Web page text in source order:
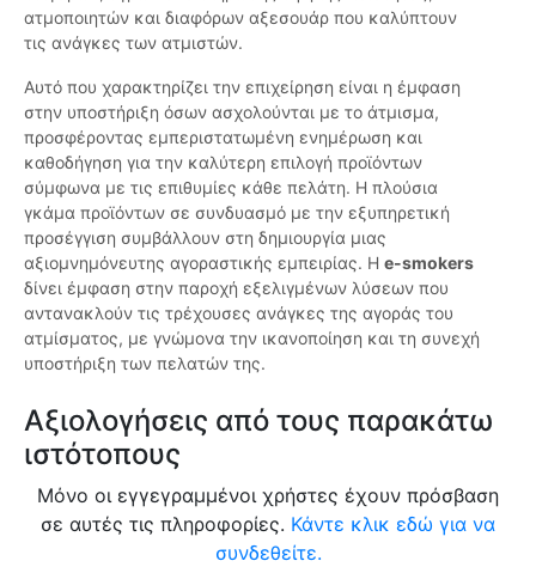
ατμοποιητών και διαφόρων αξεσουάρ που καλύπτουν
τις ανάγκες των ατμιστών.
Αυτό που χαρακτηρίζει την επιχείρηση είναι η έμφαση
στην υποστήριξη όσων ασχολούνται με το άτμισμα,
προσφέροντας εμπεριστατωμένη ενημέρωση και
καθοδήγηση για την καλύτερη επιλογή προϊόντων
σύμφωνα με τις επιθυμίες κάθε πελάτη. Η πλούσια
γκάμα προϊόντων σε συνδυασμό με την εξυπηρετική
προσέγγιση συμβάλλουν στη δημιουργία μιας
αξιομνημόνευτης αγοραστικής εμπειρίας. Η e-smokers
δίνει έμφαση στην παροχή εξελιγμένων λύσεων που
αντανακλούν τις τρέχουσες ανάγκες της αγοράς του
ατμίσματος, με γνώμονα την ικανοποίηση και τη συνεχή
υποστήριξη των πελατών της.
Αξιολογήσεις από τους παρακάτω
ιστότοπους
Μόνο οι εγγεγραμμένοι χρήστες έχουν πρόσβαση
σε αυτές τις πληροφορίες. Κάντε κλικ εδώ για να
συνδεθείτε.